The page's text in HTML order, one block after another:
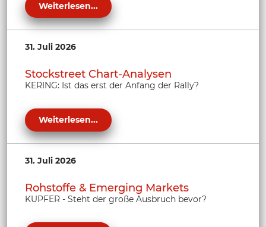
Weiterlesen...
31. Juli 2026
Stockstreet Chart-Analysen
KERING: Ist das erst der Anfang der Rally?
Weiterlesen...
31. Juli 2026
Rohstoffe & Emerging Markets
KUPFER - Steht der große Ausbruch bevor?